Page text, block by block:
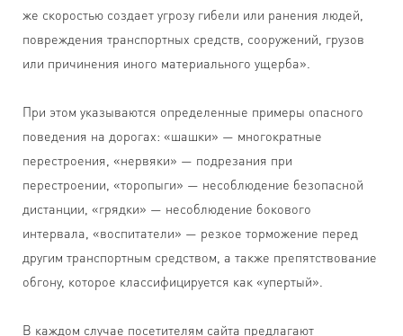
же скоростью создает угрозу гибели или ранения людей,
повреждения транспортных средств, сооружений, грузов
или причинения иного материального ущерба».
При этом указываются определенные примеры опасного
поведения на дорогах: «шашки» — многократные
перестроения, «нервяки» — подрезания при
перестроении, «торопыги» — несоблюдение безопасной
дистанции, «грядки» — несоблюдение бокового
интервала, «воспитатели» — резкое торможение перед
другим транспортным средством, а также препятствование
обгону, которое классифицируется как «упертый».
В каждом случае посетителям сайта предлагают